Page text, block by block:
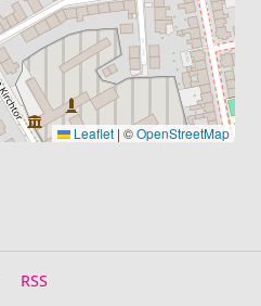
Leaflet | ©OpenStreetMap
RSS